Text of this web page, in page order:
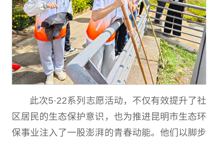
此次5·22系列志愿活动，不仅有效提升了社
区居民的生态保护意识，也为推进昆明市生态环
保事业注入了一股澎湃的青春动能。他们以脚步